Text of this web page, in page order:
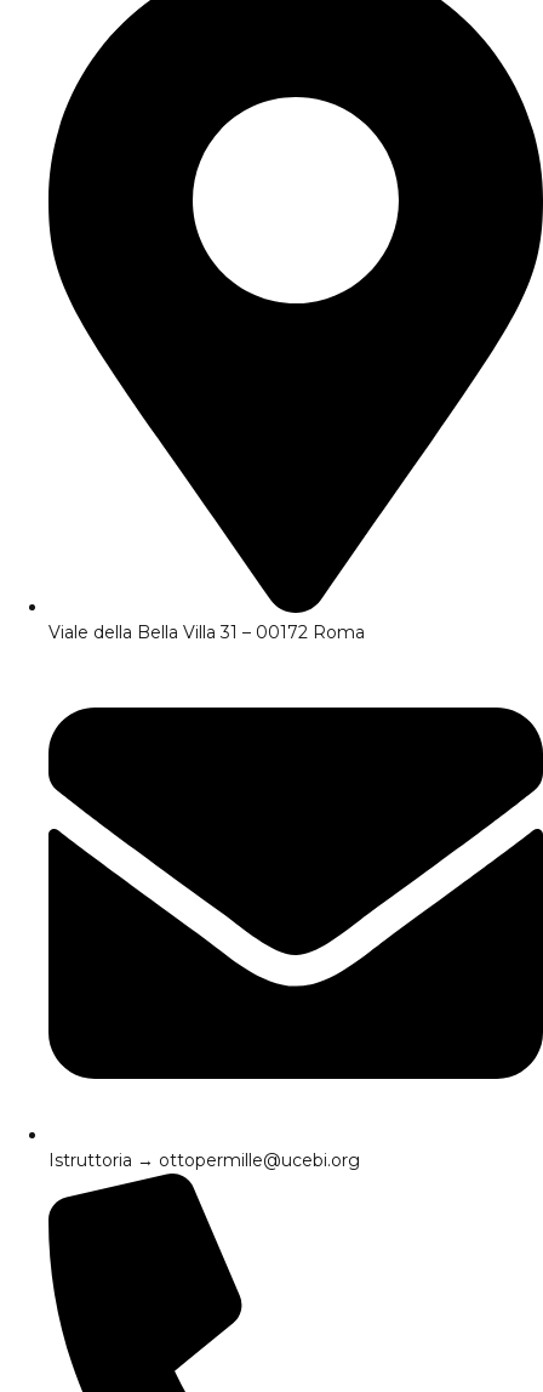
Viale della Bella Villa 31 – 00172 Roma
Istruttoria → ottopermille@ucebi.org